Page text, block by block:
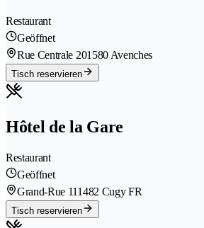
Restaurant
Geöffnet
Rue Centrale 201580 Avenches
Tisch reservieren
Hôtel de la Gare
Restaurant
Geöffnet
Grand-Rue 111482 Cugy FR
Tisch reservieren